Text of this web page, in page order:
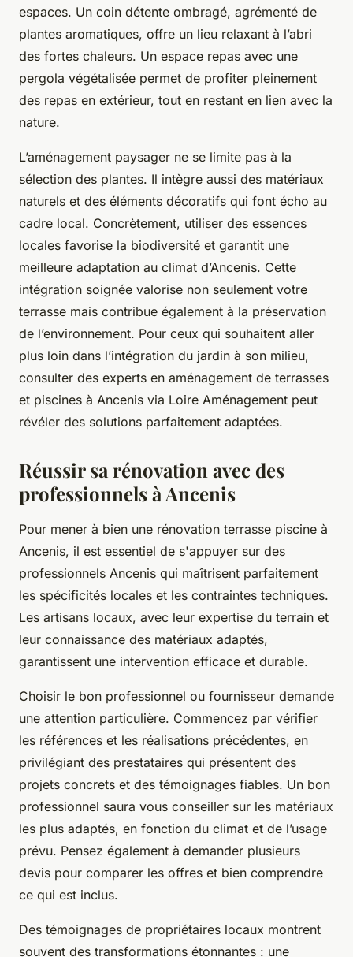
espaces. Un coin détente ombragé, agrémenté de
plantes aromatiques, offre un lieu relaxant à l’abri
des fortes chaleurs. Un espace repas avec une
pergola végétalisée permet de profiter pleinement
des repas en extérieur, tout en restant en lien avec la
nature.
L’aménagement paysager ne se limite pas à la
sélection des plantes. Il intègre aussi des matériaux
naturels et des éléments décoratifs qui font écho au
cadre local. Concrètement, utiliser des essences
locales favorise la biodiversité et garantit une
meilleure adaptation au climat d’Ancenis. Cette
intégration soignée valorise non seulement votre
terrasse mais contribue également à la préservation
de l’environnement. Pour ceux qui souhaitent aller
plus loin dans l’intégration du jardin à son milieu,
consulter des experts en aménagement de terrasses
et piscines à Ancenis via Loire Aménagement peut
révéler des solutions parfaitement adaptées.
Réussir sa rénovation avec des
professionnels à Ancenis
Pour mener à bien une rénovation terrasse piscine à
Ancenis, il est essentiel de s'appuyer sur des
professionnels Ancenis qui maîtrisent parfaitement
les spécificités locales et les contraintes techniques.
Les artisans locaux, avec leur expertise du terrain et
leur connaissance des matériaux adaptés,
garantissent une intervention efficace et durable.
Choisir le bon professionnel ou fournisseur demande
une attention particulière. Commencez par vérifier
les références et les réalisations précédentes, en
privilégiant des prestataires qui présentent des
projets concrets et des témoignages fiables. Un bon
professionnel saura vous conseiller sur les matériaux
les plus adaptés, en fonction du climat et de l’usage
prévu. Pensez également à demander plusieurs
devis pour comparer les offres et bien comprendre
ce qui est inclus.
Des témoignages de propriétaires locaux montrent
souvent des transformations étonnantes : une